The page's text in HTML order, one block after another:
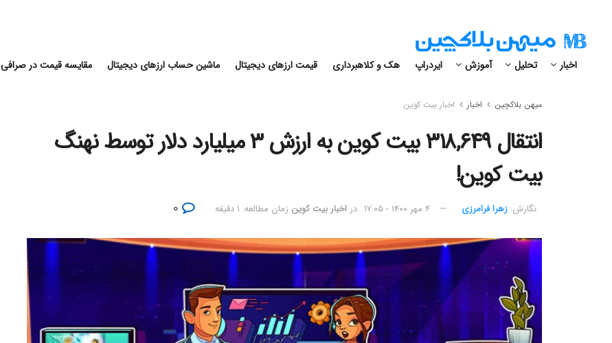
اخبار تحلیل آموزش ایردراپ هک و کلاهبرداری قیمت ارزهای دیجیتال ماشین حساب ارزهای دیجیتال مقایسه قیمت در صرافی
میهن بلاکچین اخبار اخبار بیت کوین
انتقال ۳۱۸,۶۴۹ بیت کوین به ارزش ۳ میلیارد دلار توسط نهنگ
بیت کوین!
نگارش:‌ زهرا فرامرزی ۴ مهر ۱۴۰۰ - ۱۷:۰۵ در اخبار بیت کوین زمان مطالعه: ۱ دقیقه